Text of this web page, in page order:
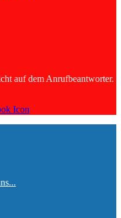
auf dem Anrufbeantworter.